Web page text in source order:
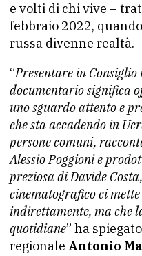
e volti di chi vive –
febbraio 2022,
russa divenne realtà.
“Presentare in Consiglio
documentario significa
uno sguardo attento e
che sta accadendo in
persone comuni,
Alessio Poggioni e
preziosa di Davide
cinematografico ci
indirettamente, ma che
quotidiane” ha
regionale Antonio